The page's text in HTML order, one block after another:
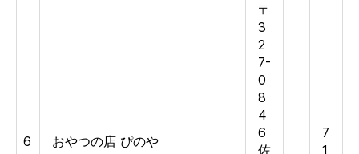
6 おやつの店 ぴのや
〒
3
2
7-
0
8
4
6
佐
7
1